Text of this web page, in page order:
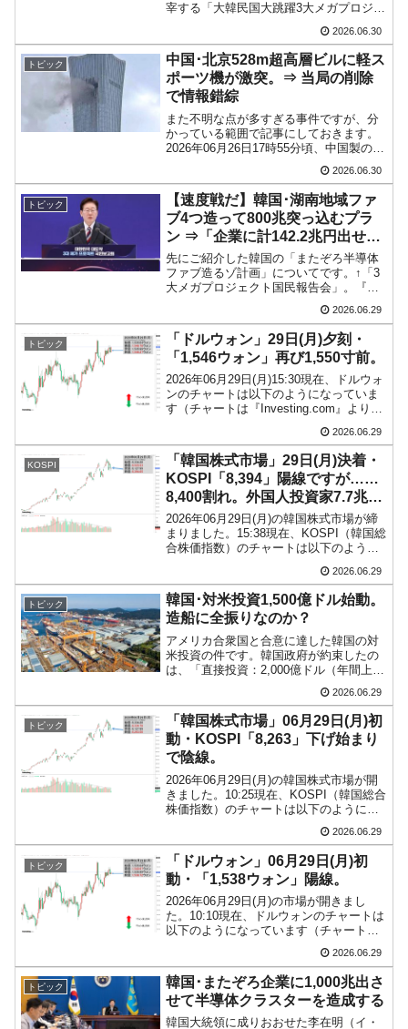
宰する「大韓民国大跳躍3大メガプロジェ
件について産業通商資源部が資料、プレ
スリリースを公表したのですが、非常に
面白い内容なの...
2026.06.30
トピック
中国･北京528m超高層ビルに軽ス
ポーツ機が激突。⇒ 当局の削除
で情報錯綜
また不明な点が多すぎる事件ですが、分
かっている範囲で記事にしておきます。
2026年06月26日17時55分頃、中国製の軽
番号：B-12PPが、中国・北京朝陽区東三
環付近、北京最高層ビル「中信大厦（中
国...
2026.06.30
トピック
【速度戦だ】韓国･湖南地域ファ
ブ4つ造って800兆突っ込むプラ
ン ⇒「企業に計142.2兆円出せ」
という無茶苦茶。
先にご紹介した韓国の「またぞろ半導体
ファブ造るゾ計画」についてです。↑「3
大メガプロジェクト国民報告会」。『サ
ヨン）さん、『SKハイニックス』の総
帥・崔泰源（チェ・テウォン）さんも付
き合わされています。ご...
2026.06.29
トピック
「ドルウォン」29日(月)夕刻・
「1,546ウォン」再び1,550寸前。
2026年06月29日(月)15:30現在、ドルウォ
ンのチャートは以下のようになっていま
す（チャートは『Investing.com』より引
1,550ウォン」寸前まできています。現在
のところ「1ドル＝1,...
2026.06.29
KOSPI
「韓国株式市場」29日(月)決着・
KOSPI「8,394」陽線ですが……
8,400割れ。外国人投資家7.7兆も
売り越し
2026年06月29日(月)の韓国株式市場が締
まりました。15:38現在、KOSPI（韓国総
合株価指数）のチャートは以下のように
『Investing.com』より引用）。一応陽線
ですが、前日終値より下で締まりまし
た。...
2026.06.29
トピック
韓国･対米投資1,500億ドル始動。
造船に全振りなのか？
アメリカ合衆国と合意に達した韓国の対
米投資の件です。韓国政府が約束したの
は、「直接投資：2,000億ドル（年間上限
1,500億ドル」でした。↑『ハンファオー
シャン』玉浦（オクポ）造船所の全景。
対米直接投資...
2026.06.29
トピック
「韓国株式市場」06月29日(月)初
動・KOSPI「8,263」下げ始まり
で陰線。
2026年06月29日(月)の韓国株式市場が開
きました。10:25現在、KOSPI（韓国総合
株価指数）のチャートは以下のようにな
『Investing.com』より引用）。ギャップ
ダウンで始まって現在のところ陰線で
す。K...
2026.06.29
トピック
「ドルウォン」06月29日(月)初
動・「1,538ウォン」陽線。
2026年06月29日(月)の市場が開きまし
た。10:10現在、ドルウォンのチャートは
以下のようになっています（チャートは
『Investing.com』より引用）。現在のと
ころ「1ドル＝1,538ウォン」近辺の攻防
となっています。ローソク足...
2026.06.29
トピック
韓国･またぞろ企業に1,000兆出さ
せて半導体クラスターを造成する
韓国大統領に成りおおせた李在明（イ・